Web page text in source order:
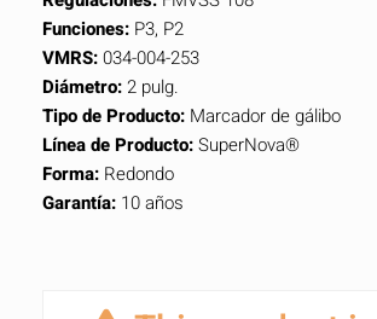
Funciones: P3, P2
VMRS:034-004-253
Diámetro:2 pulg.
Tipo de Producto: Marcador de gálibo
Línea de Producto:SuperNova®
Forma: Redondo
Garantía: 10 años